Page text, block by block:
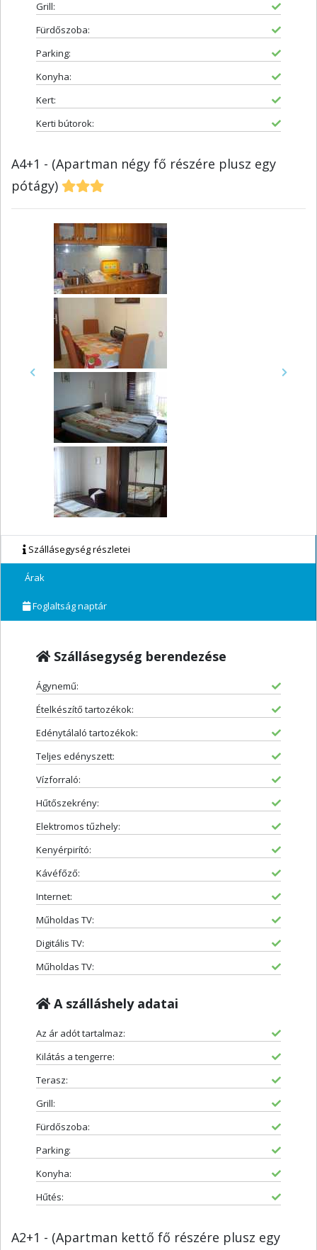
Grill:
Fürdőszoba:
Parking:
Konyha:
Kert:
Kerti bútorok:
A4+1 - (Apartman négy fő részére plusz egy
pótágy)
Previous Next
Szállásegység részletei
Árak
Foglaltság naptár
Szállásegység berendezése
Ágynemű:
Ételkészítő tartozékok:
Edénytálaló tartozékok:
Teljes edényszett:
Vízforraló:
Hűtőszekrény:
Elektromos tűzhely:
Kenyérpirító:
Kávéfőző:
Internet:
Műholdas TV:
Digitális TV:
Műholdas TV:
A szálláshely adatai
Az ár adót tartalmaz:
Kilátás a tengerre:
Terasz:
Grill:
Fürdőszoba:
Parking:
Konyha:
Hűtés:
A2+1 - (Apartman kettő fő részére plusz egy